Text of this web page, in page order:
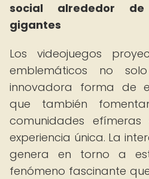
social alrededor
gigantes
Los videojuegos
emblemáticos no
innovadora forma de
que también
comunidades
experiencia única. La
genera en torno a
fenómeno fascinante